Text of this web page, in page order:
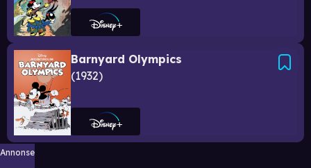
Barnyard Olympics
1932
Annonse